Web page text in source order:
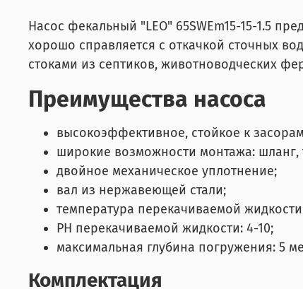
Насос фекальный "LEO" 65SWEm15-15-1.5
хорошо справляется с откачкой сточных
стоками из септиков, животноводческих
Преимущества насоса
высокоэффективное, стойкое к
широкие возможности монтажа:
двойное механическое уплотнение;
вал из нержавеющей стали;
температура перекачиваемой
PH перекачиваемой жидкости: 4-10;
максимальная глубина погружения: 5
Комплектация